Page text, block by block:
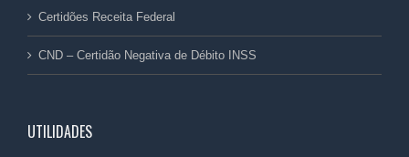
Certidões Receita Federal
CND – Certidão Negativa de Débito INSS
UTILIDADES